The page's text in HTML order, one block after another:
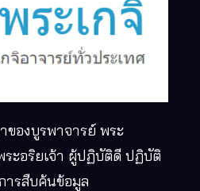
ของบูรพาจารย์ พระ
ระอริยเจ้า ผู้ปฏิบัติดี ปฏิบัติ
ารสืบค้นข้อมูล